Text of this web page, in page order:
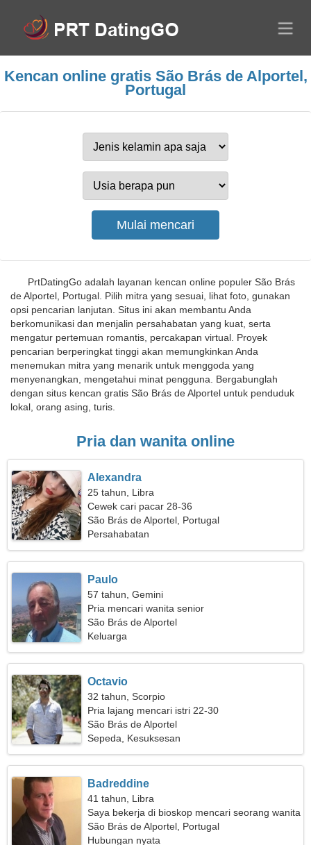
Kencan online gratis São Brás de Alportel,
Portugal
PrtDatingGo adalah layanan kencan online populer São Brás
de Alportel, Portugal. Pilih mitra yang sesuai, lihat foto, gunakan
opsi pencarian lanjutan. Situs ini akan membantu Anda
berkomunikasi dan menjalin persahabatan yang kuat, serta
mengatur pertemuan romantis, percakapan virtual. Proyek
pencarian berperingkat tinggi akan memungkinkan Anda
menemukan mitra yang menarik untuk menggoda yang
menyenangkan, mengetahui minat pengguna. Bergabunglah
dengan situs kencan gratis São Brás de Alportel untuk penduduk
lokal, orang asing, turis.
Pria dan wanita online
Alexandra
25 tahun, Libra
Cewek cari pacar 28-36
São Brás de Alportel, Portugal
Persahabatan
Paulo
57 tahun, Gemini
Pria mencari wanita senior
São Brás de Alportel
Keluarga
Octavio
32 tahun, Scorpio
Pria lajang mencari istri 22-30
São Brás de Alportel
Sepeda, Kesuksesan
Badreddine
41 tahun, Libra
Saya bekerja di bioskop mencari seorang wanita
ramping
São Brás de Alportel, Portugal
Hubungan nyata